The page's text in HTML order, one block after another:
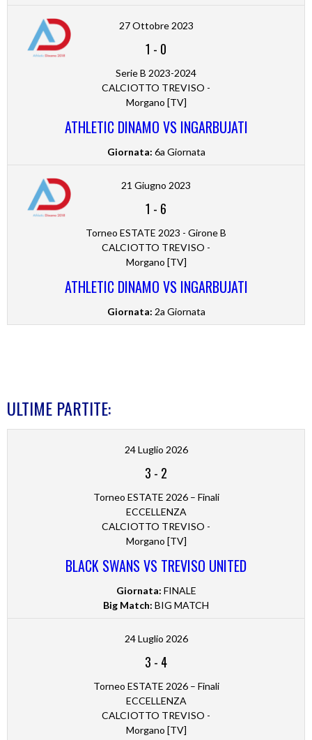
27 Ottobre 2023
1 - 0
Serie B 2023-2024
CALCIOTTO TREVISO -
Morgano [TV]
ATHLETIC DINAMO VS INGARBUJATI
Giornata: 6a Giornata
21 Giugno 2023
1 - 6
Torneo ESTATE 2023 - Girone B
CALCIOTTO TREVISO -
Morgano [TV]
ATHLETIC DINAMO VS INGARBUJATI
Giornata: 2a Giornata
ULTIME PARTITE:
24 Luglio 2026
3 - 2
Torneo ESTATE 2026 – Finali
ECCELLENZA
CALCIOTTO TREVISO -
Morgano [TV]
BLACK SWANS VS TREVISO UNITED
Giornata: FINALE
Big Match: BIG MATCH
24 Luglio 2026
3 - 4
Torneo ESTATE 2026 – Finali
ECCELLENZA
CALCIOTTO TREVISO -
Morgano [TV]